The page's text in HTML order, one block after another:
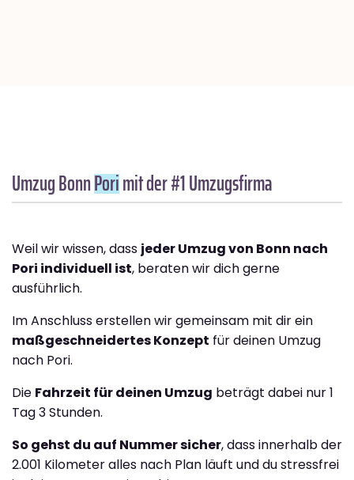
Umzug BonnPorimit der #1 Umzugsfirma
Weil wir wissen, dass jeder Umzug von Bonn nach
Pori individuell ist, beraten wir dich gerne
ausführlich.
Im Anschluss erstellen wir gemeinsam mit dir ein
maßgeschneidertes Konzept für deinen Umzug
nach Pori.
Die Fahrzeit für deinen Umzug beträgt dabei nur 1
Tag 3 Stunden.
So gehst du auf Nummer sicher, dass innerhalb der
2.001 Kilometer alles nach Plan läuft und du stressfrei